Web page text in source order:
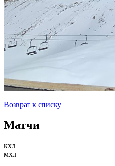
Возврат к списку
Матчи
кхл
мхл